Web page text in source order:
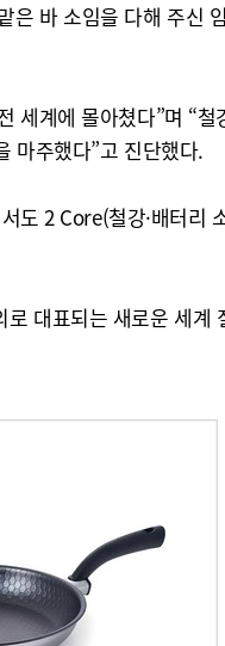
바 소임을 다해 주신
계에 몰아쳤다”며 “
마주했다”고 진단했다.
2 Core(철강·배터
대표되는 새로운 세